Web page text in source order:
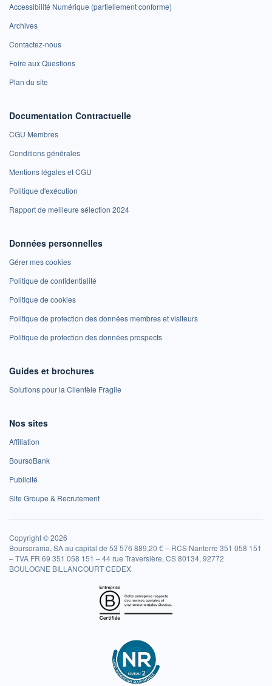
Accessibilité Numérique (partiellement conforme)
Archives
Contactez-nous
Foire aux Questions
Plan du site
Documentation Contractuelle
CGU Membres
Conditions générales
Mentions légales et CGU
Politique d'exécution
Rapport de meilleure sélection 2024
Données personnelles
Gérer mes cookies
Politique de confidentialité
Politique de cookies
Politique de protection des données membres et visiteurs
Politique de protection des données prospects
Guides et brochures
Solutions pour la Clientèle Fragile
Nos sites
Affiliation
BoursoBank
Publicité
Site Groupe & Recrutement
Copyright © 2026
Boursorama, SA au capital de 53 576 889,20 € – RCS Nanterre 351 058 151
– TVA FR 69 351 058 151 – 44 rue Traversière, CS 80134, 92772
BOULOGNE BILLANCOURT CEDEX